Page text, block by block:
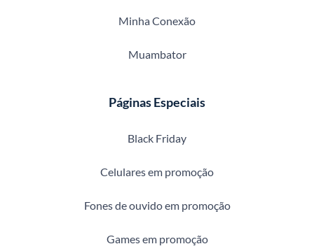
Minha Conexão
Muambator
Páginas Especiais
Black Friday
Celulares em promoção
Fones de ouvido em promoção
Games em promoção